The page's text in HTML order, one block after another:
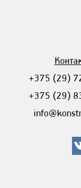
+375 (29)
+375 (29)